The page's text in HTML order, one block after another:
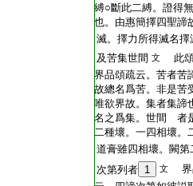
縛○斷此二縛。證得
也。由惠簡擇四聖諦
滅。擇力所得滅名擇
及苦集世間 文
此
界品頌疏云。苦者苦
故總名爲苦。非是苦
唯欲界故。集者集諦
名之爲集。世間 者
二種壞。一四相壞。
道膏雖四相壞。闕
次第列者 1 文
界